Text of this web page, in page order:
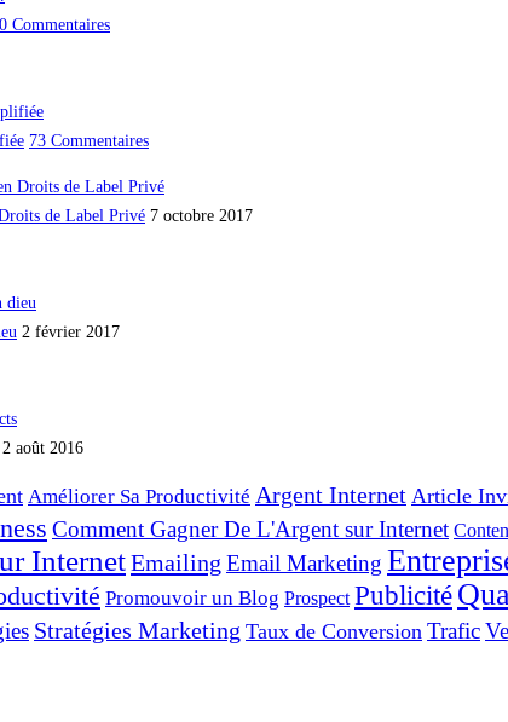
Commentaires
73 Commentaires
de Label Privé 7 octobre 2017
2 février 2017
2 août 2016
Améliorer Sa Productivité Argent Internet Article
Comment Gagner De L'Argent sur Internet
InternetEmailing Email Marketing
Promouvoir un Blog Prospect Publicité
Stratégies Marketing Taux de Conversion Trafic